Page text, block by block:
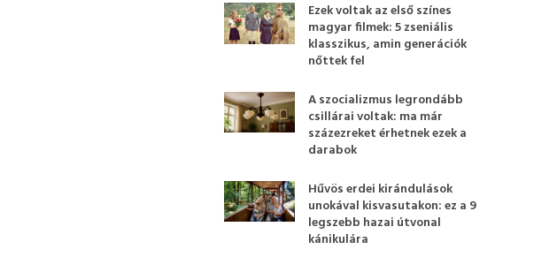
Ezek voltak az első színes
magyar filmek: 5 zseniális
klasszikus, amin generációk
nőttek fel
A szocializmus legrondább
csillárai voltak: ma már
százezreket érhetnek ezek a
darabok
Hűvös erdei kirándulások
unokával kisvasutakon: ez a 9
legszebb hazai útvonal
kánikulára